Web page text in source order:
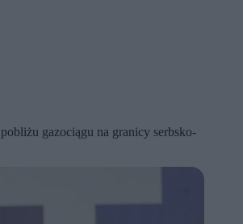
gazociągu na granicy serbsko-